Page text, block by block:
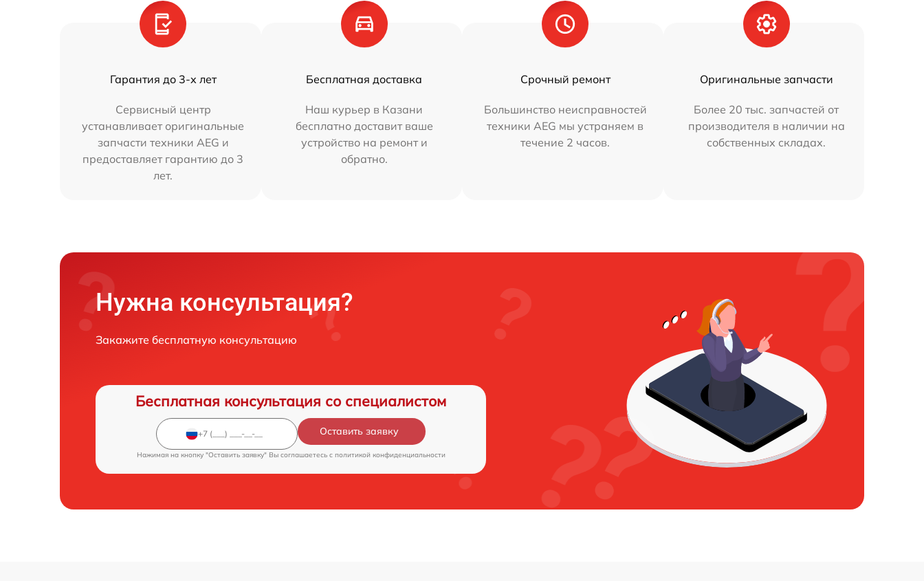
Гарантия до 3-х лет
Сервисный центр
устанавливает оригинальные
запчасти техники AEG и
предоставляет гарантию до 3
лет.
Бесплатная доставка
Наш курьер в Казани
бесплатно доставит ваше
устройство на ремонт и
обратно.
Срочный ремонт
Большинство неисправностей
техники AEG мы устраняем в
течение 2 часов.
Оригинальные запчасти
Более 20 тыс. запчастей от
производителя в наличии на
собственных складах.
Нужна консультация?
Закажите бесплатную консультацию
Бесплатная консультация со специалистом
Оставить заявку
Нажимая на кнопку "Оставить заявку" Вы соглашаетесь c политикой конфиденциальности